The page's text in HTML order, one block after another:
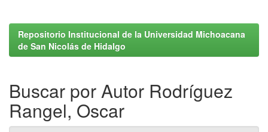
Repositorio Institucional de la Universidad Michoacana
de San Nicolás de Hidalgo
Buscar por Autor Rodríguez
Rangel, Oscar